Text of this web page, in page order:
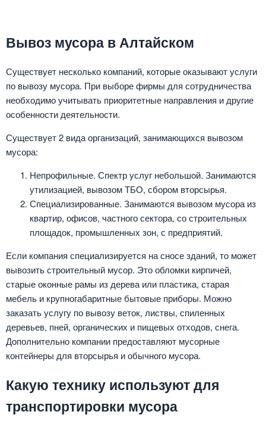
Вывоз мусора в Алтайском
Существует несколько компаний, которые оказывают услуги
по вывозу мусора. При выборе фирмы для сотрудничества
необходимо учитывать приоритетные направления и другие
особенности деятельности.
Существует 2 вида организаций, занимающихся вывозом
мусора:
Непрофильные. Спектр услуг небольшой. Занимаются
утилизацией, вывозом ТБО, сбором вторсырья.
Специализированные. Занимаются вывозом мусора из
квартир, офисов, частного сектора, со строительных
площадок, промышленных зон, с предприятий.
Если компания специализируется на сносе зданий, то может
вывозить строительный мусор. Это обломки кирпичей,
старые оконные рамы из дерева или пластика, старая
мебель и крупногабаритные бытовые приборы. Можно
заказать услугу по вывозу веток, листвы, спиленных
деревьев, пней, органических и пищевых отходов, снега.
Дополнительно компании предоставляют мусорные
контейнеры для вторсырья и обычного мусора.
Какую технику используют для
транспортировки мусора